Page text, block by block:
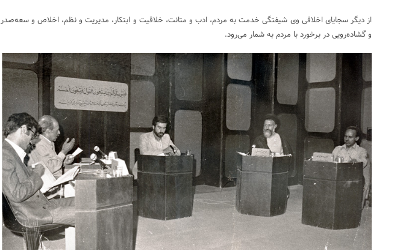
از دیگر سجایای اخلاقی وی شیفتگی خدمت به مردم، ادب و متانت، خلاقیت و ابتکار، مدیریت و نظم، اخلاص و سعه‌صدر
و گشاده‌رویی در برخورد با مردم به شمار می‌رود.